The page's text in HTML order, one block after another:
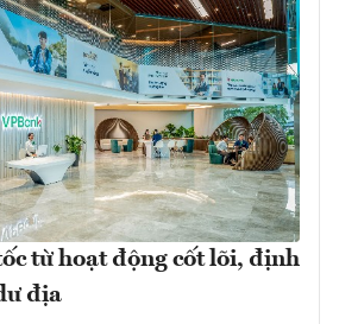
từ hoạt động cốt lõi, định
địa